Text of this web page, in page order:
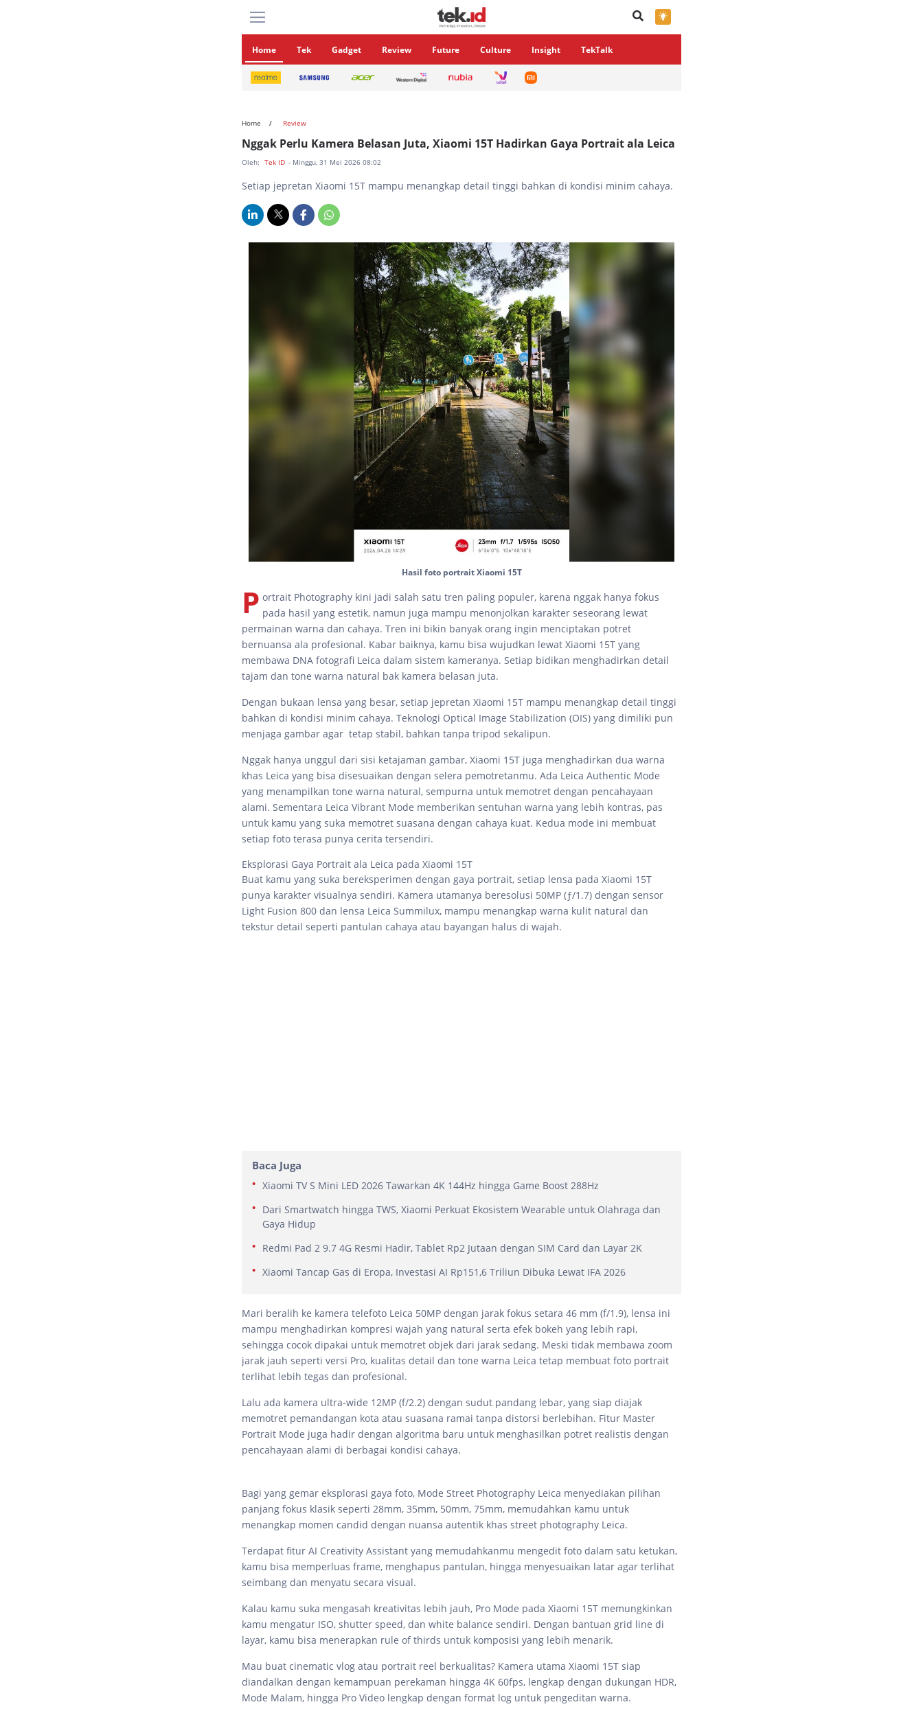
×
Home Tek Gadget Review Future Culture Insight TekTalk
Home Review
Nggak Perlu Kamera Belasan Juta, Xiaomi 15T Hadirkan Gaya Portrait ala Leica
Oleh: Tek ID - Minggu, 31 Mei 2026 08:02
Setiap jepretan Xiaomi 15T mampu menangkap detail tinggi bahkan di kondisi minim cahaya.
Hasil foto portrait Xiaomi 15T
P ortrait Photography kini jadi salah satu tren paling populer, karena nggak hanya fokus
pada hasil yang estetik, namun juga mampu menonjolkan karakter seseorang lewat
permainan warna dan cahaya. Tren ini bikin banyak orang ingin menciptakan potret
bernuansa ala profesional. Kabar baiknya, kamu bisa wujudkan lewat Xiaomi 15T yang
membawa DNA fotografi Leica dalam sistem kameranya. Setiap bidikan menghadirkan detail
tajam dan tone warna natural bak kamera belasan juta.
Dengan bukaan lensa yang besar, setiap jepretan Xiaomi 15T mampu menangkap detail tinggi
bahkan di kondisi minim cahaya. Teknologi Optical Image Stabilization (OIS) yang dimiliki pun
menjaga gambar agar tetap stabil, bahkan tanpa tripod sekalipun.
Nggak hanya unggul dari sisi ketajaman gambar, Xiaomi 15T juga menghadirkan dua warna
khas Leica yang bisa disesuaikan dengan selera pemotretanmu. Ada Leica Authentic Mode
yang menampilkan tone warna natural, sempurna untuk memotret dengan pencahayaan
alami. Sementara Leica Vibrant Mode memberikan sentuhan warna yang lebih kontras, pas
untuk kamu yang suka memotret suasana dengan cahaya kuat. Kedua mode ini membuat
setiap foto terasa punya cerita tersendiri.
Eksplorasi Gaya Portrait ala Leica pada Xiaomi 15T
Buat kamu yang suka bereksperimen dengan gaya portrait, setiap lensa pada Xiaomi 15T
punya karakter visualnya sendiri. Kamera utamanya beresolusi 50MP (ƒ/1.7) dengan sensor
Light Fusion 800 dan lensa Leica Summilux, mampu menangkap warna kulit natural dan
tekstur detail seperti pantulan cahaya atau bayangan halus di wajah.
Baca Juga
Xiaomi TV S Mini LED 2026 Tawarkan 4K 144Hz hingga Game Boost 288Hz
Dari Smartwatch hingga TWS, Xiaomi Perkuat Ekosistem Wearable untuk Olahraga dan
Gaya Hidup
Redmi Pad 2 9.7 4G Resmi Hadir, Tablet Rp2 Jutaan dengan SIM Card dan Layar 2K
Xiaomi Tancap Gas di Eropa, Investasi AI Rp151,6 Triliun Dibuka Lewat IFA 2026
Mari beralih ke kamera telefoto Leica 50MP dengan jarak fokus setara 46 mm (f/1.9), lensa ini
mampu menghadirkan kompresi wajah yang natural serta efek bokeh yang lebih rapi,
sehingga cocok dipakai untuk memotret objek dari jarak sedang. Meski tidak membawa zoom
jarak jauh seperti versi Pro, kualitas detail dan tone warna Leica tetap membuat foto portrait
terlihat lebih tegas dan profesional.
Lalu ada kamera ultra-wide 12MP (f/2.2) dengan sudut pandang lebar, yang siap diajak
memotret pemandangan kota atau suasana ramai tanpa distorsi berlebihan. Fitur Master
Portrait Mode juga hadir dengan algoritma baru untuk menghasilkan potret realistis dengan
pencahayaan alami di berbagai kondisi cahaya.
Bagi yang gemar eksplorasi gaya foto, Mode Street Photography Leica menyediakan pilihan
panjang fokus klasik seperti 28mm, 35mm, 50mm, 75mm, memudahkan kamu untuk
menangkap momen candid dengan nuansa autentik khas street photography Leica.
Terdapat fitur AI Creativity Assistant yang memudahkanmu mengedit foto dalam satu ketukan,
kamu bisa memperluas frame, menghapus pantulan, hingga menyesuaikan latar agar terlihat
seimbang dan menyatu secara visual.
Kalau kamu suka mengasah kreativitas lebih jauh, Pro Mode pada Xiaomi 15T memungkinkan
kamu mengatur ISO, shutter speed, dan white balance sendiri. Dengan bantuan grid line di
layar, kamu bisa menerapkan rule of thirds untuk komposisi yang lebih menarik.
Mau buat cinematic vlog atau portrait reel berkualitas? Kamera utama Xiaomi 15T siap
diandalkan dengan kemampuan perekaman hingga 4K 60fps, lengkap dengan dukungan HDR,
Mode Malam, hingga Pro Video lengkap dengan format log untuk pengeditan warna.